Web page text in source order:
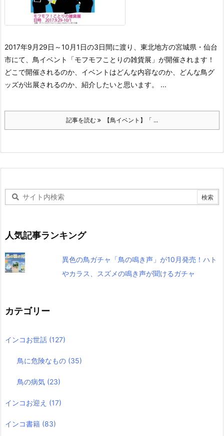
2017年9月29日～10月1日の3日間に渡り、東北地方の宮城県・仙台
市にて、鳥イベント「モフモフことりの雑貨展」が開催されます！
どこで開催されるのか、イベントはどんな内容なのか、どんな鳥グ
ッズが出展されるのか、紹介したいと思います。 ...
記事を読む 【鳥イベント】「 ...
人気記事ランキング
異色の鳥ガチャ「鳥の鳴き声」が10月発売！ハト
やカラス、スズメの鳴き声が聞けるガチャ
カテゴリー
インコお世話 (127)
鳥に危険なもの (35)
鳥の病気 (23)
インコお迎え (17)
インコ書籍 (83)